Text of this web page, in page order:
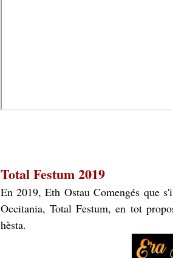
Total Festum 2019
En 2019, Eth Ostau Comengés que
Occitania, Total Festum, en tot
hèsta.